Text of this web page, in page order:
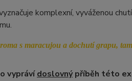
komplexní, vyváženou
s maracujou a dochutí grapu,
vyprávídoslovnýpříběh této